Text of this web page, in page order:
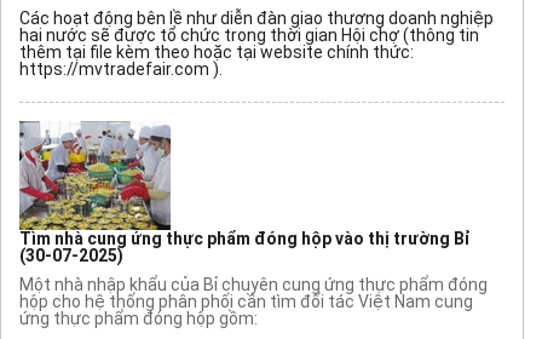
Các hoạt động bên lề như diễn đàn giao thương doanh nghiệp
hai nước sẽ được tổ chức trong thời gian Hội chợ (thông tin
thêm tại file kèm theo hoặc tại website chính thức:
https://mvtradefair.com ).
Tìm nhà cung ứng thực phẩm đóng hộp vào thị trường Bỉ
(30-07-2025)
Một nhà nhập khẩu của Bỉ chuyên cung ứng thực phẩm đóng
hộp cho hệ thống phân phối cần tìm đối tác Việt Nam cung
ứng thực phẩm đóng hộp gồm: